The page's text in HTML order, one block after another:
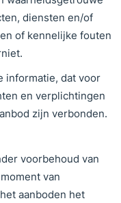
diensten en/of
of kennelijke fouten
informatie, dat voor
en verplichtingen
zijn verbonden.
voorbehoud van
van
aanboden het